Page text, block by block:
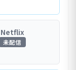
Netflix
未配信